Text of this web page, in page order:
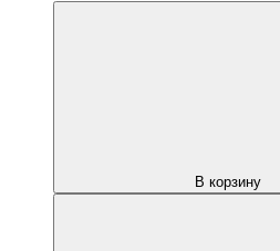
В корзину